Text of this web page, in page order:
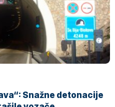
Snažne detonacije